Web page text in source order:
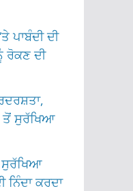
ਪਾਬੰਦੀ ਦੀ
ਰੋਕਣ ਦੀ
ਤੋਂ ਸੁਰੱਖਿਆ
ਸੁਰੱਖਿਆ
ਨਿੰਦਾ ਕਰਦਾ